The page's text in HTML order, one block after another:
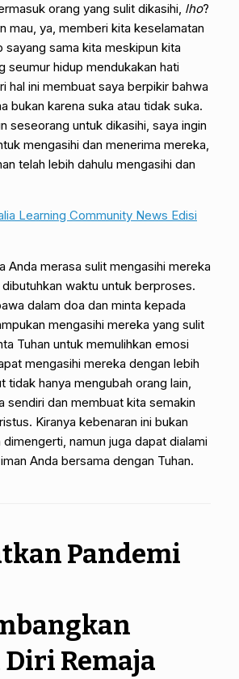
orang yang sulit dikasihi, lho?
mau, ya, memberi kita keselamatan
sayang sama kita meskipun kita
seumur hidup mendukakan hati
hal ini membuat saya berpikir bahwa
bukan karena suka atau tidak suka.
seseorang untuk dikasihi, saya ingin
mengasihi dan menerima mereka,
telah lebih dahulu mengasihi dan
Learning Community News Edisi
Anda merasa sulit mengasihi mereka
waktu untuk berproses.
dalam doa dan minta kepada
mengasihi mereka yang sulit
Tuhan untuk memulihkan emosi
mengasihi mereka dengan lebih
tidak hanya mengubah orang lain,
sendiri dan membuat kita semakin
Kiranya kebenaran ini bukan
namun juga dapat dialami
Anda bersama dengan Tuhan.
Pandemi
Remaja